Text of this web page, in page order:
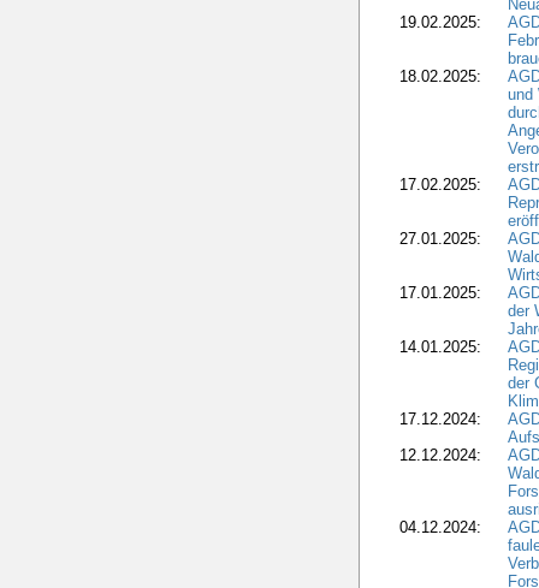
19.02.2025:
18.02.2025:
und
17.02.2025:
27.01.2025:
17.01.2025:
der
14.01.2025:
der
17.12.2024:
12.12.2024:
04.12.2024: